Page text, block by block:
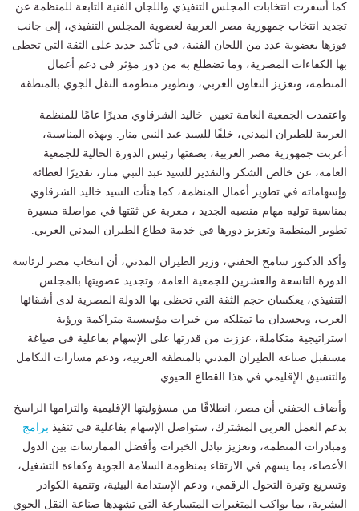
كما أسفرت انتخابات المجلس التنفيذي واللجان الفنية التابعة للمنظمة عن
تجديد انتخاب جمهورية مصر العربية لعضوية المجلس التنفيذي، إلى جانب
فوزها بعضوية عدد من اللجان الفنية، في تأكيد جديد على الثقة التي تحظى
بها الكفاءات المصرية، وما تضطلع به من دور مؤثر في دعم أعمال
المنظمة، وتعزيز التعاون العربي، وتطوير منظومة النقل الجوي بالمنطقة.
واعتمدت الجمعية العامة تعيين خاليد الشرقاوي مديرًا عامًا للمنظمة
العربية للطيران المدني، خلفًا للسيد عبد النبي منار. وبهذه المناسبة،
أعربت جمهورية مصر العربية، بصفتها رئيس الدورة الحالية للجمعية
العامة، عن خالص الشكر والتقدير للسيد عبد النبي منار، تقديرًا لعطائه
وإسهاماته في تطوير أعمال المنظمة، كما هنأت السيد خاليد الشرقاوي
بمناسبة توليه مهام منصبه الجديد ، معربة عن ثقتها في مواصلة مسيرة
تطوير المنظمة وتعزيز دورها في خدمة قطاع الطيران المدني العربي.
وأكد الدكتور سامح الحفني، وزير الطيران المدني، أن انتخاب مصر لرئاسة
الدورة التاسعة والعشرين للجمعية العامة، وتجديد عضويتها بالمجلس
التنفيذي، يعكسان حجم الثقة التي تحظى بها الدولة المصرية لدى أشقائها
العرب، ويجسدان ما تمتلكه من خبرات مؤسسية متراكمة ورؤية
استراتيجية متكاملة، عززت من قدرتها على الإسهام بفاعلية في صياغة
مستقبل صناعة الطيران المدني بالمنطقه العربية، ودعم مسارات التكامل
والتنسيق الإقليمي في هذا القطاع الحيوي.
وأضاف الحفني أن مصر، انطلاقًا من مسؤوليتها الإقليمية والتزامها الراسخ
بدعم العمل العربي المشترك، ستواصل الإسهام بفاعلية في تنفيذ برامج
ومبادرات المنظمة، وتعزيز تبادل الخبرات وأفضل الممارسات بين الدول
الأعضاء، بما يسهم في الارتقاء بمنظومة السلامة الجوية وكفاءة التشغيل،
وتسريع وتيرة التحول الرقمي، ودعم الإستدامة البيئية، وتنمية الكوادر
البشرية، بما يواكب المتغيرات المتسارعة التي تشهدها صناعة النقل الجوي